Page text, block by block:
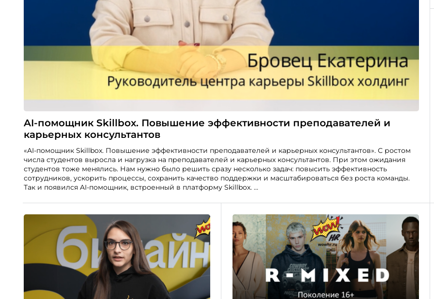
AI-помощник Skillbox. Повышение эффективности преподавателей и
карьерных консультантов
«AI-помощник Skillbox. Повышение эффективности преподавателей и карьерных консультантов». С ростом
числа студентов выросла и нагрузка на преподавателей и карьерных консультантов. При этом ожидания
студентов тоже менялись. Нам нужно было решить сразу несколько задач: повысить эффективность
сотрудников, ускорить процессы, сохранить качество поддержки и масштабироваться без роста команды.
Так и появился AI-помощник, встроенный в платформу Skillbox.